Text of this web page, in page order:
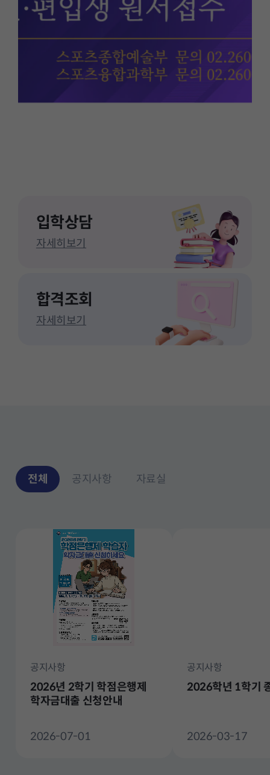
입학상담
자세히보기
합격조회
자세히보기
전체 공지사항 자료실
공지사항
2026년 2학기 학점은행제
학자금대출 신청안내
2026-07-01
공지사항
2026학년 1학기
2026-03-17